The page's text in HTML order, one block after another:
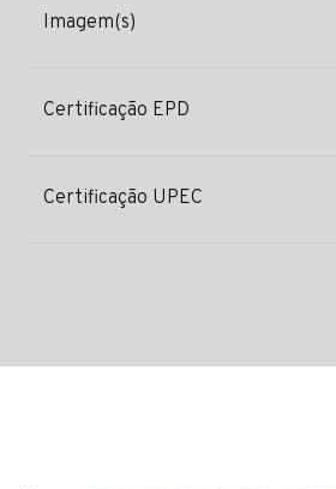
Imagem(s)
Certificação EPD
Certificação UPEC